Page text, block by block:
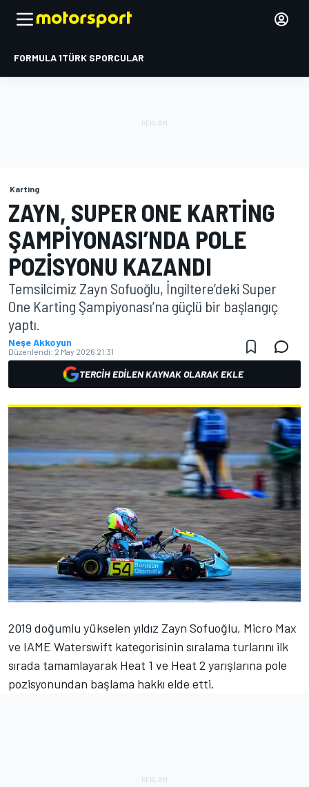
FORMULA 1TÜRK SPORCULAR
Karting
ZAYN, SUPER ONE KARTING
ŞAMPIYONASI’NDA POLE
POZISYONU KAZANDI
Temsilcimiz Zayn Sofuoğlu, İngiltere’deki Super
One Karting Şampiyonası’na güçlü bir başlangıç
yaptı.
Neşe Akkoyun
Düzenlendi: 2 May 2026 21:31
TERCIH EDILEN KAYNAK OLARAK EKLE
2019 doğumlu yükselen yıldız Zayn Sofuoğlu, Micro Max
ve IAME Waterswift kategorisinin sıralama turlarını ilk
sırada tamamlayarak Heat 1 ve Heat 2 yarışlarına pole
pozisyonundan başlama hakkı elde etti.